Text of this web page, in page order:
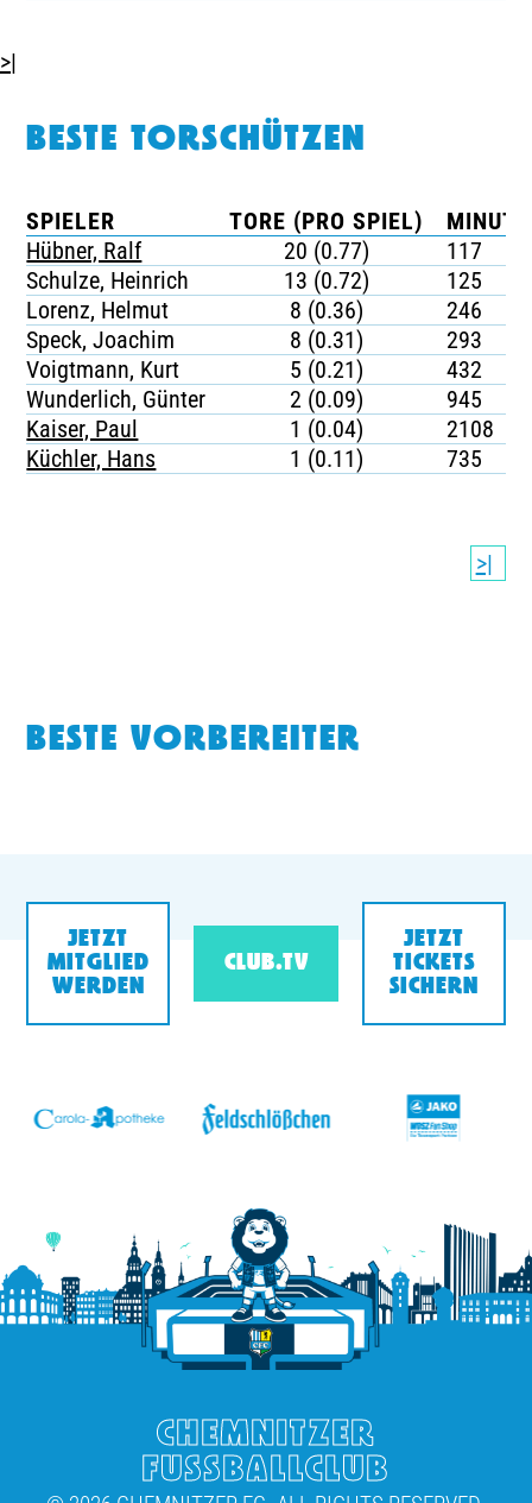
>|
BESTE TORSCHÜTZEN
SPIELER TORE (PRO SPIEL)
Hübner, Ralf
20 (0.77)
117
Schulze, Heinrich
13 (0.72)
125
Lorenz, Helmut
8 (0.36)
246
Speck, Joachim
8 (0.31)
293
Voigtmann, Kurt
5 (0.21)
432
Wunderlich, Günter
2 (0.09)
945
Kaiser, Paul
1 (0.04)
2108
Küchler, Hans
1 (0.11) 735
>|
BESTE VORBEREITER
JETZT
MITGLIED
WERDEN
CLUB.TV
JETZT
TICKETS
SICHERN
CHEMNITZER
FUSSBALLCLUB